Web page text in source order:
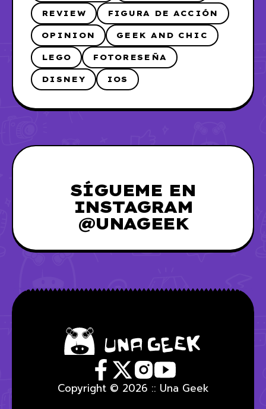
REVIEW FIGURA DE ACCIÓN
OPINION GEEK AND CHIC
LEGO FOTORESEÑA
DISNEY IOS
SÍGUEME EN
INSTAGRAM
@UNAGEEK
Copyright © 2026 :: Una Geek